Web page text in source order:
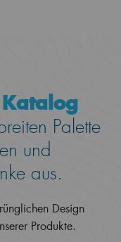
Palette
und
aus.
Design
Produkte.